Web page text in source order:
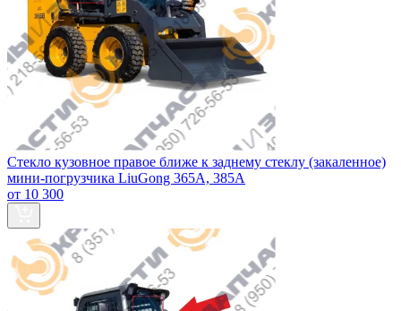
Стекло кузовное правое ближе к заднему стеклу (закаленное)
мини-погрузчика LiuGong 365А, 385А
от 10 300